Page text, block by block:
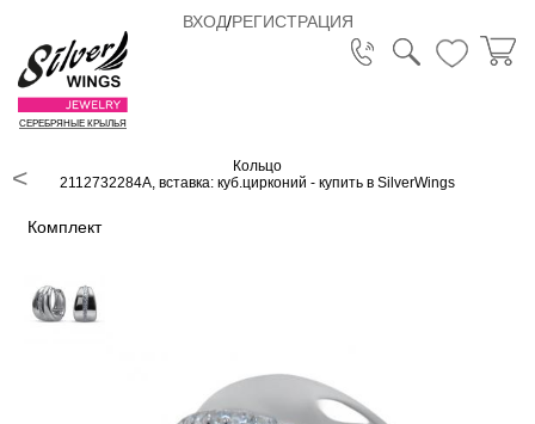
ВХОД/РЕГИСТРАЦИЯ
СЕРЕБРЯНЫЕ КРЫЛЬЯ
Кольцо
2112732284A, вставка: куб.цирконий - купить в SilverWings
Комплект